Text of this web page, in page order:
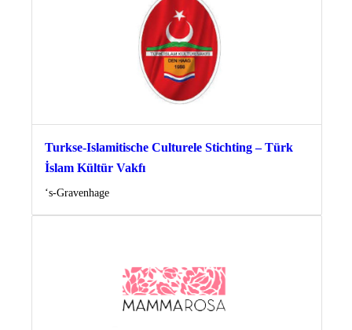
Turkse-Islamitische Culturele Stichting – Türk
İslam Kültür Vakfı
Locatie
‘s-Gravenhage